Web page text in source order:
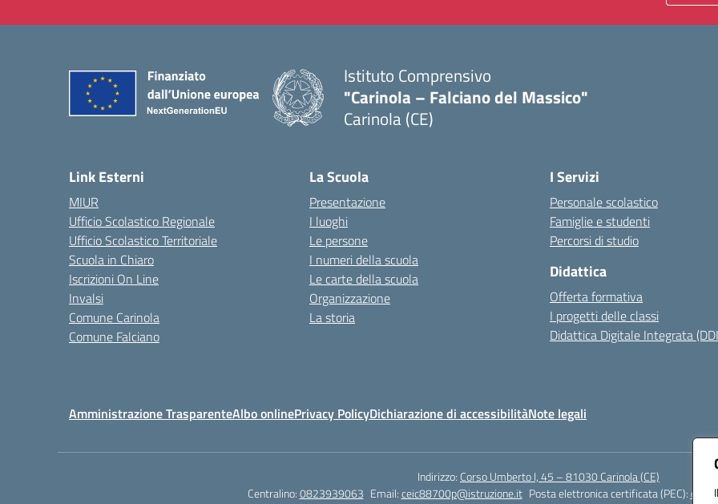
Istituto Comprensivo
"Carinola – Falciano del Massico"
Carinola (CE)
Link Esterni
MIUR
Ufficio Scolastico Regionale
Ufficio Scolastico Territoriale
Scuola in Chiaro
Iscrizioni On Line
Invalsi
Comune Carinola
Comune Falciano
La Scuola
Presentazione
I luoghi
Le persone
I numeri della scuola
Le carte della scuola
Organizzazione
La storia
I Servizi
Personale scolastico
Famiglie e studenti
Percorsi di studio
Didattica
Offerta formativa
I progetti delle classi
Didattica Digitale Integrata
Amministrazione TrasparenteAlbo onlinePrivacy PolicyDichiarazione di accessibilitàNote legali
Indirizzo: Corso Umberto I, 45 – 81030 Carinola (CE)
Centralino:0823939063 Email:ceic88700p@istruzione.it Posta elettronica certificata (PEC):